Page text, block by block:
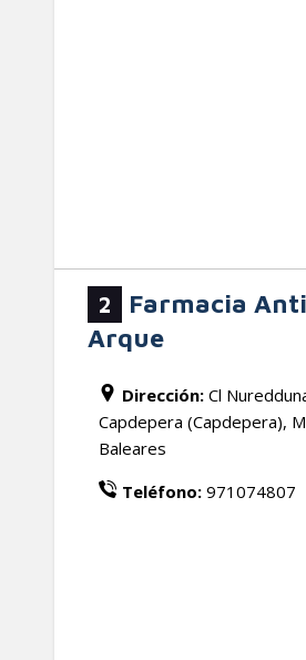
2
Farmacia
Arque
Dirección: Cl
Capdepera (Capdepera),
Baleares
Teléfono: 971074807